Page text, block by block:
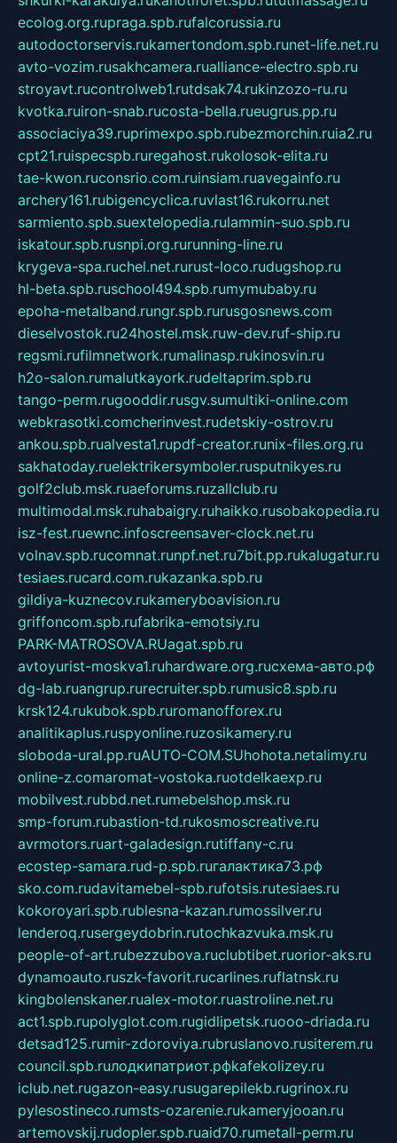
ecolog.org.rupraga.spb.rufalcorussia.ru
autodoctorservis.rukamertondom.spb.runet-life.net.ru
avto-vozim.rusakhcamera.rualliance-electro.spb.ru
stroyavt.rucontrolweb1.rutdsak74.rukinzozo-ru.ru
kvotka.ruiron-snab.rucosta-bella.rueugrus.pp.ru
associaciya39.ruprimexpo.spb.rubezmorchin.ruia2.ru
cpt21.ruispecspb.ruregahost.rukolosok-elita.ru
tae-kwon.ruconsrio.com.ruinsiam.ruavegainfo.ru
archery161.rubigencyclica.ruvlast16.rukorru.net
sarmiento.spb.suextelopedia.rulammin-suo.spb.ru
iskatour.spb.rusnpi.org.rurunning-line.ru
krygeva-spa.ruchel.net.rurust-loco.rudugshop.ru
hl-beta.spb.ruschool494.spb.rumymubaby.ru
epoha-metalband.rungr.spb.rurusgosnews.com
dieselvostok.ru24hostel.msk.ruw-dev.ruf-ship.ru
regsmi.rufilmnetwork.rumalinasp.rukinosvin.ru
h2o-salon.rumalutkayork.rudeltaprim.spb.ru
tango-perm.rugooddir.rusgv.sumultiki-online.com
webkrasotki.comcherinvest.rudetskiy-ostrov.ru
ankou.spb.rualvesta1.rupdf-creator.runix-files.org.ru
sakhatoday.ruelektrikersymboler.rusputnikyes.ru
golf2club.msk.ruaeforums.ruzallclub.ru
multimodal.msk.ruhabaigry.ruhaikko.rusobakopedia.ru
isz-fest.ruewnc.infoscreensaver-clock.net.ru
volnav.spb.rucomnat.runpf.net.ru7bit.pp.rukalugatur.ru
tesiaes.rucard.com.rukazanka.spb.ru
gildiya-kuznecov.rukameryboavision.ru
griffoncom.spb.rufabrika-emotsiy.ru
PARK-MATROSOVA.RUagat.spb.ru
avtoyurist-moskva1.ruhardware.org.ruсхема-авто.рф
dg-lab.ruangrup.rurecruiter.spb.rumusic8.spb.ru
krsk124.rukubok.spb.ruromanofforex.ru
analitikaplus.ruspyonline.ruzosikamery.ru
sloboda-ural.pp.ruAUTO-COM.SUhohota.netalimy.ru
online-z.comaromat-vostoka.ruotdelkaexp.ru
mobilvest.rubbd.net.rumebelshop.msk.ru
smp-forum.rubastion-td.rukosmoscreative.ru
avrmotors.ruart-galadesign.rutiffany-c.ru
ecostep-samara.rud-p.spb.ruгалактика73.рф
sko.com.rudavitamebel-spb.rufotsis.rutesiaes.ru
kokoroyari.spb.rublesna-kazan.rumossilver.ru
lenderoq.rusergeydobrin.rutochkazvuka.msk.ru
people-of-art.rubezzubova.ruclubtibet.ruorior-aks.ru
dynamoauto.ruszk-favorit.rucarlines.ruflatnsk.ru
kingbolenskaner.rualex-motor.ruastroline.net.ru
act1.spb.rupolyglot.com.rugidlipetsk.ruooo-driada.ru
detsad125.rumir-zdoroviya.rubruslanovo.rusiterem.ru
council.spb.ruлодкипатриот.рфkafekolizey.ru
iclub.net.rugazon-easy.rusugarepilekb.rugrinox.ru
pylesostineco.rumsts-ozarenie.rukameryjooan.ru
artemovskij.rudopler.spb.ruaid70.rumetall-perm.ru